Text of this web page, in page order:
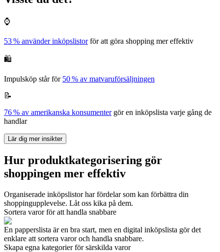
⌚
53 % använder inköpslistorför att göra shopping mer effektiv
🛍️
Impulsköp står för 50 % av matvaruförsäljningen
📝
76 % av amerikanska konsumentergör en inköpslista varje gång de
handlar
Lär dig mer insikter
Hur produktkategorisering gör
shoppingen mer effektiv
Organiserade inköpslistor har fördelar som kan förbättra din
shoppingupplevelse. Låt oss kika på dem.
Sortera varor för att handla snabbare
En papperslista är en bra start, men en digital inköpslista gör det
enklare att sortera varor och handla snabbare.
Skapa egna kategorier för särskilda varor